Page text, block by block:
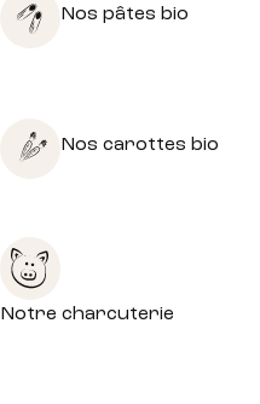
Nos pâtes bio
Nos carottes bio
Notre charcuterie